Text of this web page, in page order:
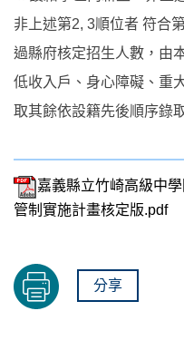
非上述第2, 3順位者 符合
過縣府核定招生人數，由
低收入戶、身心障礙、重
取其餘依設籍先後順序錄
嘉義縣立竹崎高級中
管制實施計畫核定版.pdf
分享